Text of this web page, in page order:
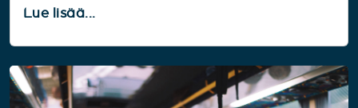
Lue lisää...